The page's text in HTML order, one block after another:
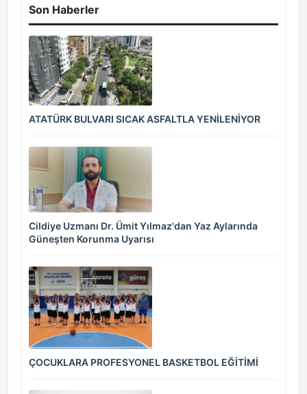
Son Haberler
ATATÜRK BULVARI SICAK ASFALTLA YENİLENİYOR
Cildiye Uzmanı Dr. Ümit Yılmaz'dan Yaz Aylarında
Güneşten Korunma Uyarısı
ÇOCUKLARA PROFESYONEL BASKETBOL EĞİTİMİ